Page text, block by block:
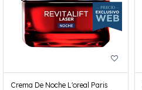
Crema De Noche L'oreal Paris